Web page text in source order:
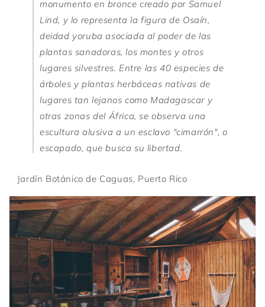
monumento en bronce creado por Samuel
Lind, y lo representa la figura de Osaín,
deidad yoruba asociada al poder de las
plantas sanadoras, los montes y otros
lugares silvestres. Entre las 40 especies de
árboles y plantas herbáceas nativas de
lugares tan lejanos como Madagascar y
otras zonas del África, se observa una
escultura alusiva a un esclavo "cimarrón", o
escapado, que busca su libertad.
Jardín Botánico de Caguas, Puerto Rico